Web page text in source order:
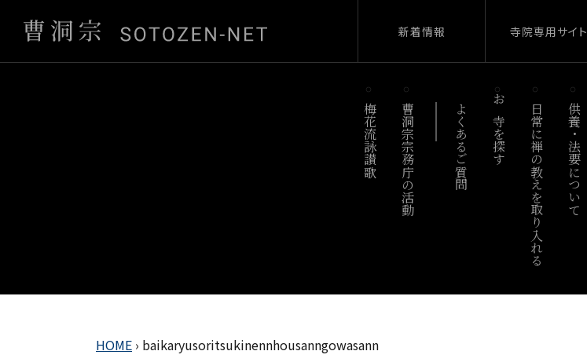
新着情報 寺院専用サイト
梅花流詠讃歌 曹洞宗宗務庁の活動 よくあるご質問 お寺を探す 日常に禅の教えを取り入れる 供養・法要について
HOME › baikaryusoritsukinennhousanngowasann